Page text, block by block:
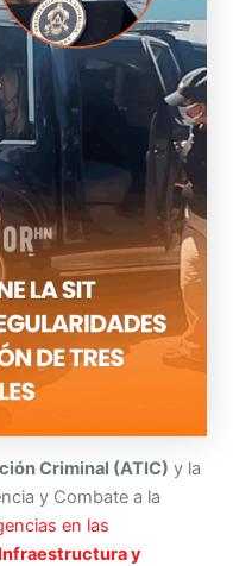
Criminal (ATIC) y la
y Combate a la
en las
y